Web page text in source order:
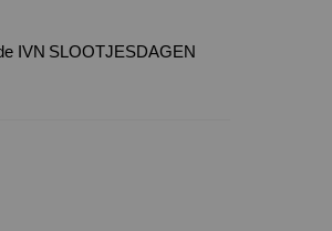
IVN SLOOTJESDAGEN